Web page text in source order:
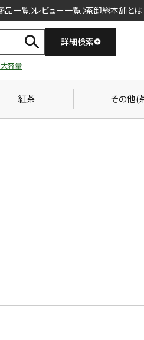
品一覧 レビュー一覧 茶卸総本舗とは
大容量
詳細検索
紅茶 その他(